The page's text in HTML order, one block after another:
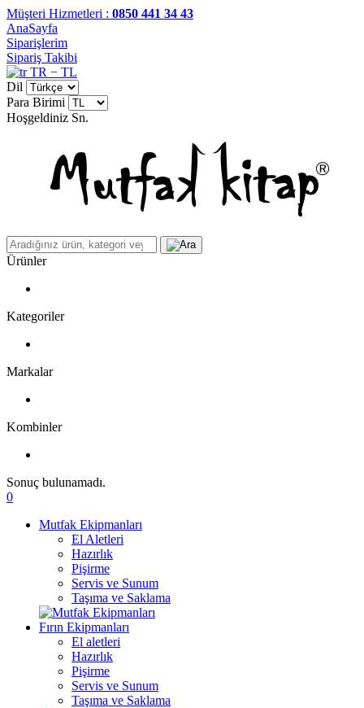
Müşteri Hizmetleri : 0850 441 34 43
AnaSayfa
Siparişlerim
Sipariş Takibi
TR − TL
Dil
Para Birimi
Hoşgeldiniz Sn.
Ürünler
Kategoriler
Markalar
Kombinler
Sonuç bulunamadı.
0
Mutfak Ekipmanları
El Aletleri
Hazırlık
Pişirme
Servis ve Sunum
Taşıma ve Saklama
Fırın Ekipmanları
El aletleri
Hazırlık
Pişirme
Servis ve Sunum
Taşıma ve Saklama